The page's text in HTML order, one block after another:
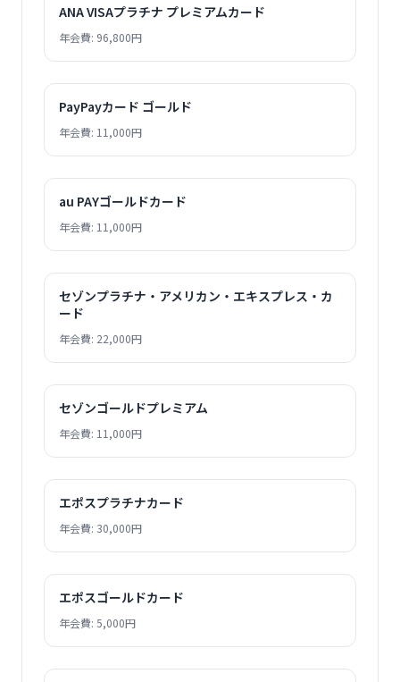
ANA VISAプラチナ プレミアムカード
年会費: 96,800円
PayPayカード ゴールド
年会費: 11,000円
au PAYゴールドカード
年会費: 11,000円
セゾンプラチナ・アメリカン・エキスプレス・カ
ード
年会費: 22,000円
セゾンゴールドプレミアム
年会費: 11,000円
エポスプラチナカード
年会費: 30,000円
エポスゴールドカード
年会費: 5,000円